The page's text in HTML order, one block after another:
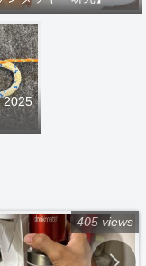
2025
405 views